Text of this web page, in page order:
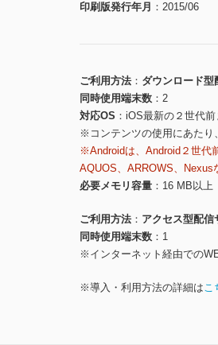
印刷版発行年月
2015/06
ご利用方法
ダウンロード型
同時使用端末数
2
対応OS
iOS最新の２世代
※コンテンツの使用にあたり
※Androidは、Android２世代
AQUOS、ARROWS、Nexus
必要メモリ容量
16 MB以上
ご利用方法
アクセス型配信
同時使用端末数
1
※インターネット経由での
※導入・利用方法の詳細はこ